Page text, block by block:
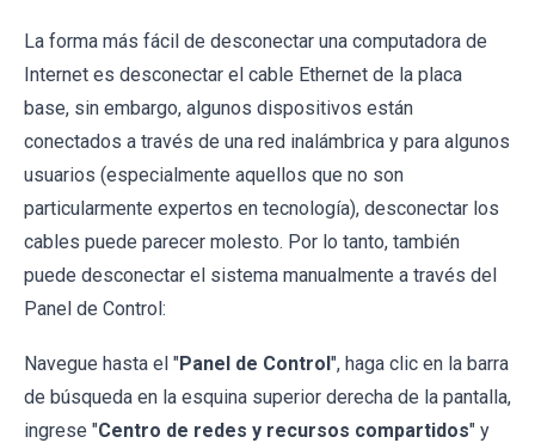
La forma más fácil de desconectar una computadora de
Internet es desconectar el cable Ethernet de la placa
base, sin embargo, algunos dispositivos están
conectados a través de una red inalámbrica y para algunos
usuarios (especialmente aquellos que no son
particularmente expertos en tecnología), desconectar los
cables puede parecer molesto. Por lo tanto, también
puede desconectar el sistema manualmente a través del
Panel de Control:
Navegue hasta el "Panel de Control", haga clic en la barra
de búsqueda en la esquina superior derecha de la pantalla,
ingrese "Centro de redes y recursos compartidos" y